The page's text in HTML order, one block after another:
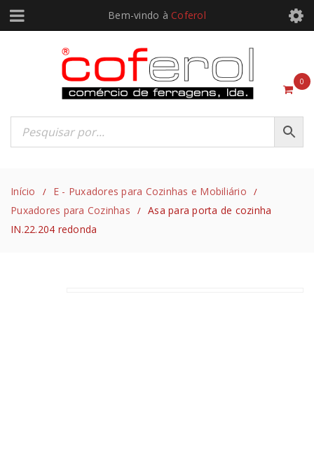
Bem-vindo à Coferol
0
Início / E - Puxadores para Cozinhas e Mobiliário /
Puxadores para Cozinhas / Asa para porta de cozinha
IN.22.204 redonda